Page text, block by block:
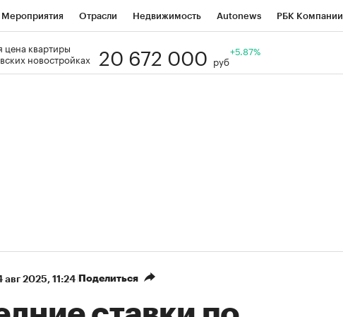
Мероприятия Отрасли Недвижимость Autonews РБК Компании
Визионеры
цена квартиры
новостройках
20 672 000 руб
+5.87%
авг 2025, 11:24 Поделиться